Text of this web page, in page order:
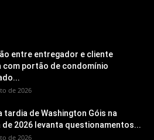
entre entregador e cliente
com portão de condomínio
de 2026
tardia de Washington Góis na
de 2026 levanta questionamentos...
de 2026